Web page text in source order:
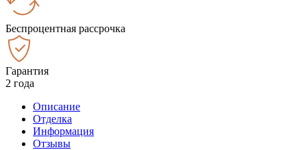
Беспроцентная рассрочка
Гарантия
2 года
Описание
Отделка
Информация
Отзывы